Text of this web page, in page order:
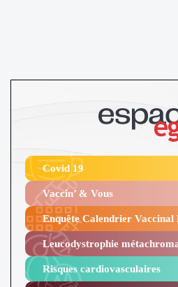
Covid 19
Vaccin’ & Vous
Enquête Calendrier Vaccinal
Leucodystrophie
Risques cardiovasculaires